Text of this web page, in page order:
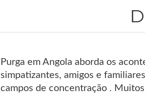
Purga em Angola aborda os
simpatizantes, amigos e
campos de concentração .